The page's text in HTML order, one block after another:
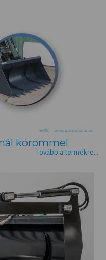
körömmel
Tovább a termékre...